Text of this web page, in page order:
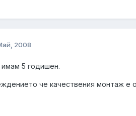
2008
5 годишен.
че качествения монтаж е